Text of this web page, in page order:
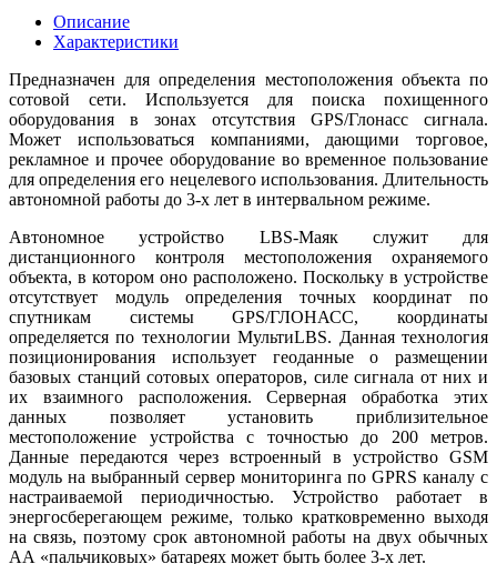
Описание
Характеристики
Предназначен для определения местоположения объекта по
сотовой сети. Используется для поиска похищенного
оборудования в зонах отсутствия GPS/Глонасс сигнала.
Может использоваться компаниями, дающими торговое,
рекламное и прочее оборудование во временное пользование
для определения его нецелевого использования. Длительность
автономной работы до 3-х лет в интервальном режиме.
Автономное устройство LBS-Маяк служит для
дистанционного контроля местоположения охраняемого
объекта, в котором оно расположено. Поскольку в устройстве
отсутствует модуль определения точных координат по
спутникам системы GPS/ГЛОНАСС, координаты
определяется по технологии МультиLBS. Данная технология
позиционирования использует геоданные о размещении
базовых станций сотовых операторов, силе сигнала от них и
их взаимного расположения. Серверная обработка этих
данных позволяет установить приблизительное
местоположение устройства с точностью до 200 метров.
Данные передаются через встроенный в устройство GSM
модуль на выбранный сервер мониторинга по GPRS каналу с
настраиваемой периодичностью. Устройство работает в
энергосберегающем режиме, только кратковременно выходя
на связь, поэтому срок автономной работы на двух обычных
АА «пальчиковых» батареях может быть более 3-х лет.